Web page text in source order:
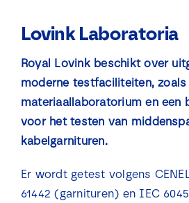
Toepassingen
Uitdagingen
Projecten
Nieuws
Lovink Laboratoria
Royal Lovink beschikt over
moderne testfaciliteiten,
materiaallaboratorium en een
voor het testen van
kabelgarnituren.
Er wordt getest volgens
61442 (garnituren) en IEC